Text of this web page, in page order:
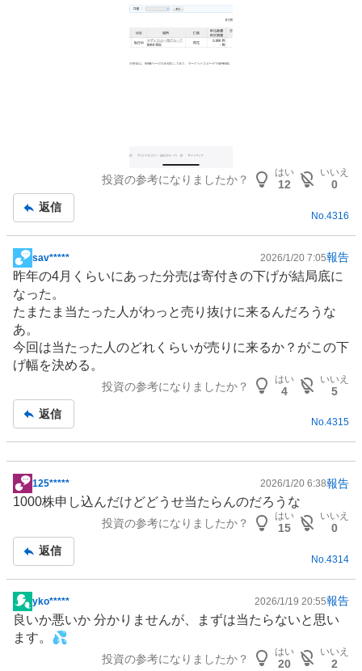
投資の参考になりましたか？
はい
12
いいえ
0
返信
No. 4316
掲
示
板
記
事
sav***** 2026/1/20 7:05報告
昨年の4月くらいにあった分売は寄付きの下げが結局底に
なった。
たまたま当たった人がわっと売り抜けに来るんだろうな
あ。
今回は当たった人のどれくらいが売りに来るか？がこの下
げ幅を決める。
投資の参考になりましたか？
はい
4
いいえ
5
返信
No.4315
掲
示
事
125***** 2026/1/20 6:38報告
1000株申し込んだけどどうせ当たらんのだろうな
投資の参考になりましたか？
はい
15
いいえ
0
返信
No. 4314
掲
示
板
yko***** 2026/1/19 20:55報告
良いか悪いか 分かりませんが、まずは当たらないと思い
ます。💦
投資の参考になりましたか？
はい
20
いいえ
2